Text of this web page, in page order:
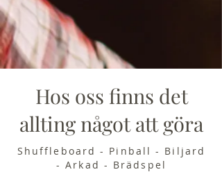
Hos oss finns det
allting något att göra
Shuffleboard - Pinball - Biljard
- Arkad - Brädspel